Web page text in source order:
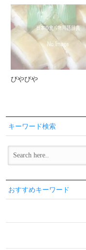
びやびや
キーワード検索
おすすめキーワード